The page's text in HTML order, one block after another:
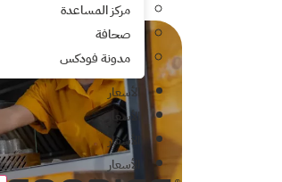
مركز المساعدة
صحافة
مدونة فودكس
الأسعار
الأسعار
الأسعار
الأسعار